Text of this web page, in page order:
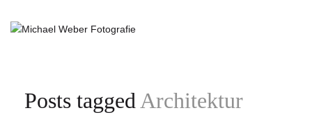
Posts tagged Architektur